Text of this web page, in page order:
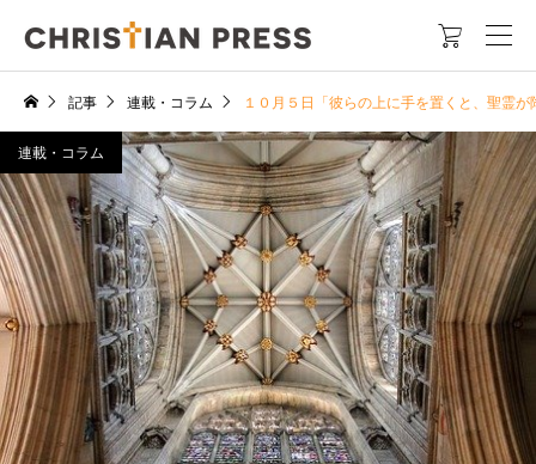

記事 連載・コラム １０月５日「彼らの上に手を置くと、聖霊が
連載・コラム